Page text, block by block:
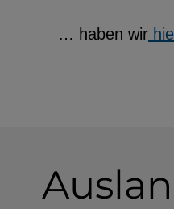
… haben wir